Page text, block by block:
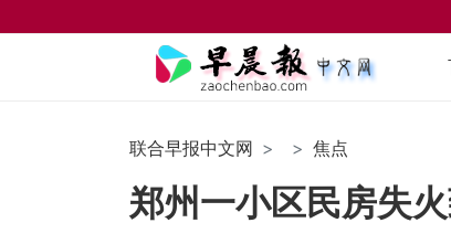
联合早报中文网 焦点
郑州一小区民房失